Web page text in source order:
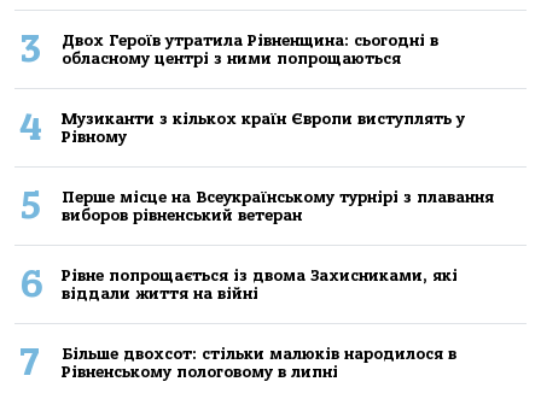
3
Двох Героїв утратила Рівненщина: сьогодні в
обласному центрі з ними попрощаються
4
Музиканти з кількох країн Європи виступлять у
Рівному
5
Перше місце на Всеукраїнському турнірі з плавання
виборов рівненський ветеран
6
Рівне попрощається із двома Захисниками, які
віддали життя на війні
7
Більше двохсот: стільки малюків народилося в
Рівненському пологовому в липні